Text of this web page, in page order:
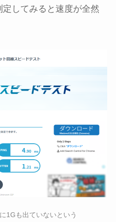
してみると速度が全然
1Gも出ていないという